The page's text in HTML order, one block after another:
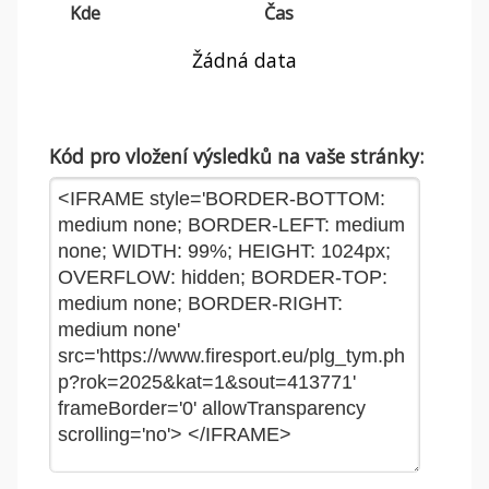
Kde Čas
Žádná data
Kód pro vložení výsledků na vaše stránky: